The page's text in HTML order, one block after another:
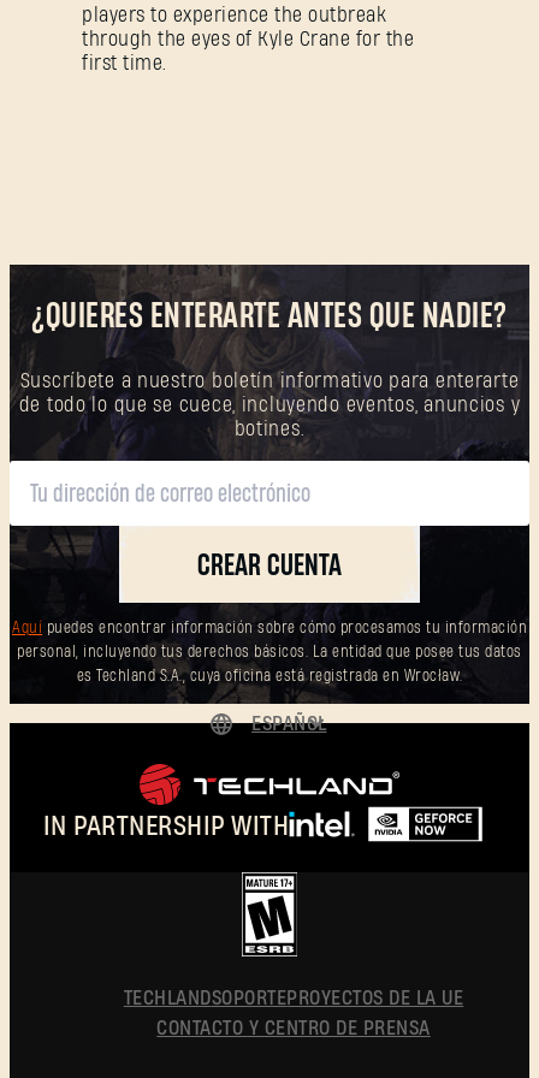
players to experience the outbreak
through the eyes of Kyle Crane for the
first time.
¿QUIERES ENTERARTE ANTES QUE NADIE?
Suscríbete a nuestro boletín informativo para enterarte
de todo lo que se cuece, incluyendo eventos, anuncios y
botines.
CREAR CUENTA
Aquí puedes encontrar información sobre cómo procesamos tu información
personal, incluyendo tus derechos básicos. La entidad que posee tus datos
es Techland S.A., cuya oficina está registrada en Wrocław.
IN PARTNERSHIP WITH
ESPAÑOL
POLSKI
简体中文
TECHLANDSOPORTEPROYECTOS DE LA UE
CONTACTO Y CENTRO DE PRENSA
¿Olvidaste la contraseña?
cuenta.